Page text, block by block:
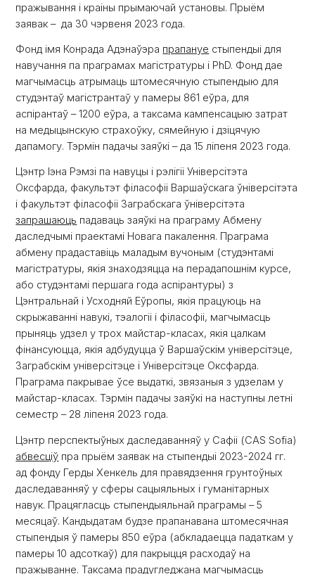
пражывання і краіны прымаючай установы. Прыём
заявак – да 30 чэрвеня 2023 года.
Фонд імя Конрада Адэнаўэра прапануе стыпендыі для
навучання па праграмах магістратуры і PhD. Фонд дае
магчымасць атрымаць штомесячную стыпендыю для
студэнтаў магістрантаў у памеры 861 еўра, для
аспірантаў – 1200 еўра, а таксама кампенсацыю затрат
на медыцынскую страхоўку, сямейную і дзіцячую
дапамогу. Тэрмін падачы заяўкі – да 15 ліпеня 2023 года.
Цэнтр Іэна Рэмзі па навуцы і рэлігіі Універсітэта
Оксфарда, факультэт філасофіі Варшаўскага ўніверсітэта
і факультэт філасофіі Заграбскага ўніверсітэта
запрашаюць падаваць заяўкі на праграму Абмену
даследчымі праектамі Новага пакалення. Праграма
абмену прадаставіць маладым вучоным (студэнтамі
магістратуры, якія знаходзяцца на перадапошнім курсе,
або студэнтамі першага года аспірантуры) з
Цэнтральнай і Усходняй Еўропы, якія працуюць на
скрыжаванні навукі, тэалогіі і філасофіі, магчымасць
прыняць удзел у трох майстар-класах, якія цалкам
фінансуюцца, якія адбудуцца ў Варшаўскім універсітэце,
Заграбскім універсітэце і Універсітэце Оксфарда.
Праграма пакрывае ўсе выдаткі, звязаныя з удзелам у
майстар-класах. Тэрмін падачы заяўкі на наступны летні
семестр – 28 ліпеня 2023 года.
Цэнтр перспектыўных даследаванняў у Сафіі (CAS Sofia)
абвесціў пра прыём заявак на стыпендыі 2023-2024 гг.
ад фонду Герды Хенкель для правядзення грунтоўных
даследаванняў у сферы сацыяльных і гуманітарных
навук. Працягласць стыпендыяльнай праграмы – 5
месяцаў. Кандыдатам будзе прапанавана штомесячная
стыпендыя ў памеры 850 еўра (абкладаецца падаткам у
памеры 10 адсоткаў) для пакрыцця расходаў на
пражыванне. Таксама прадугледжана магчымасць